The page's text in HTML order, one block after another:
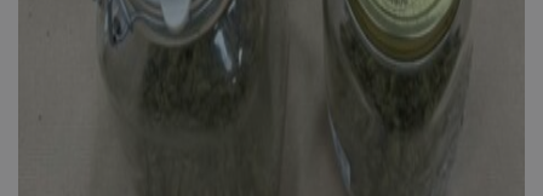
usprivacy
.lifenewscy.tothemaonline.com